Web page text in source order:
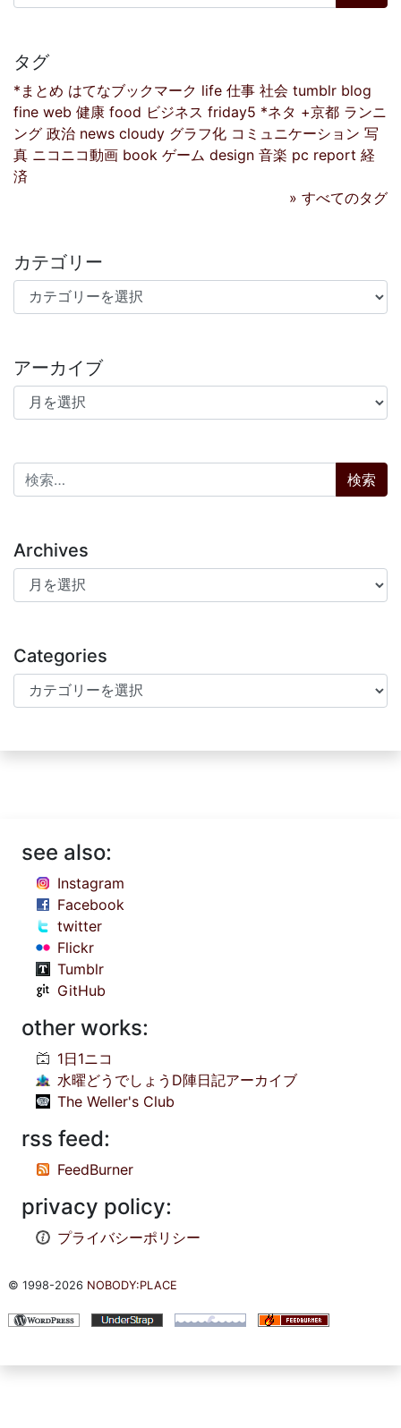
タグ
*まとめ はてなブックマーク life 仕事 社会 tumblr blog
fine web 健康 food ビジネス friday5 *ネタ +京都 ランニ
ング 政治 news cloudy グラフ化 コミュニケーション 写
真 ニコニコ動画 book ゲーム design 音楽 pc report 経
済
» すべてのタグ
カテゴリー
カテゴリー
アーカイブ
アーカイブ
検索:
Archives
Archives
Categories
Categories
see also:
Instagram
Facebook
twitter
Flickr
Tumblr
GitHub
other works:
1日1ニコ
水曜どうでしょうD陣日記アーカイブ
The Weller's Club
rss feed:
FeedBurner
privacy policy:
プライバシーポリシー
© 1998-2026 NOBODY:PLACE